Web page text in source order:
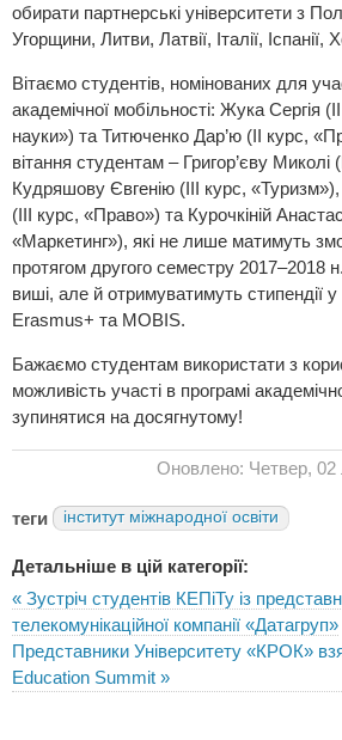
обирати партнерські університети з
Угорщини, Литви, Латвії, Італії, Іспанії,
Вітаємо студентів, номінованих для
академічної мобільності: Жука Сергія
науки») та Титюченко Дар’ю (ІІ курс,
вітання студентам – Григор’єву
Кудряшову Євгенію (ІІІ курс,
(ІІІ курс, «Право») та Курочкіній
«Маркетинг»), які не лише матимуть
протягом другого семестру 2017–2018
виші, але й отримуватимуть стипендії
Erasmus+ та MOBIS.
Бажаємо студентам використати з
можливість участі в програмі
зупинятися на досягнутому!
Оновлено: Четвер, 02
теги інститут міжнародної освіти
Детальніше в цій категорії:
« Зустріч студентів КЕПіТу із
телекомунікаційної компанії «Датагруп»
Представники Університету «КРОК»
Education Summit »